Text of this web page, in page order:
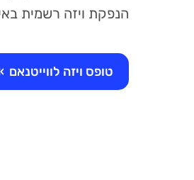
הנפקת ויזה רשמית
טופס ויזה לווייטנאם